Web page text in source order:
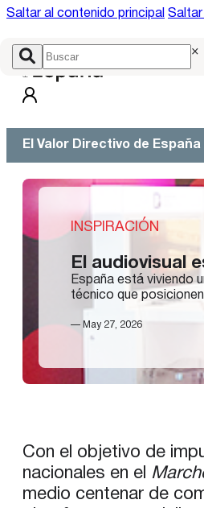
Saltar al contenido principal Saltar
×
El Valor Directivo de
INSPIRACIÓN
El audiovisual
España está viviendo
técnico que
— May 27, 2026
Con el objetivo de
nacionales en el
medio centenar de